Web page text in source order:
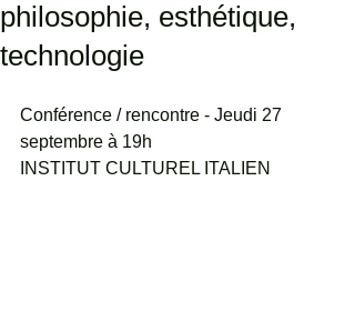
philosophie, esthétique,
technologie
Conférence / rencontre - Jeudi 27
septembre à 19h
INSTITUT CULTUREL ITALIEN